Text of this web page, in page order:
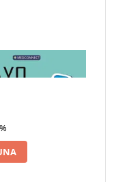
CLINIC. CARTEA
DESPRE DIABETUL